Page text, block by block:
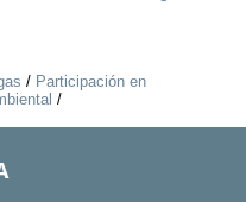
/ Participación en
/